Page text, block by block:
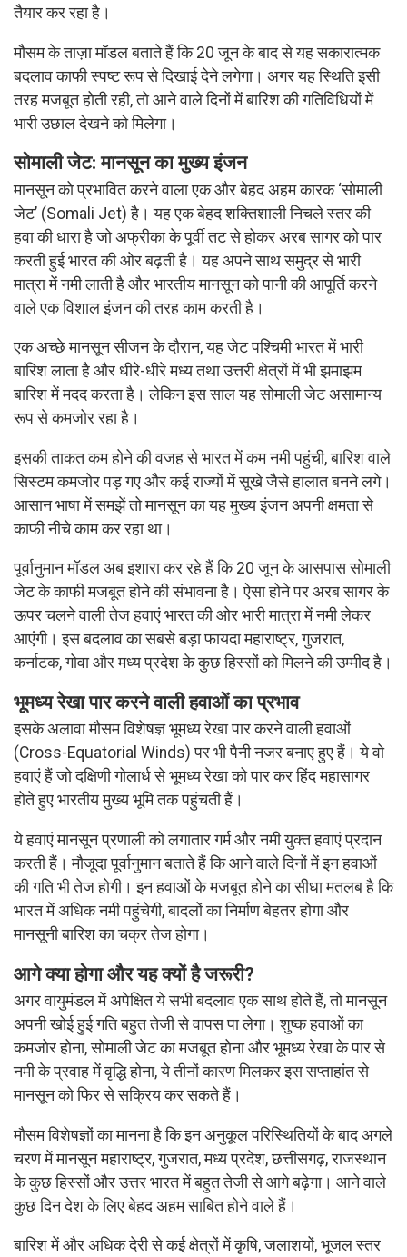
तैयार कर रहा है।
मौसम के ताज़ा मॉडल बताते हैं कि 20 जून के बाद से यह सकारात्मक
बदलाव काफी स्पष्ट रूप से दिखाई देने लगेगा। अगर यह स्थिति इसी
तरह मजबूत होती रही, तो आने वाले दिनों में बारिश की गतिविधियों में
भारी उछाल देखने को मिलेगा।
सोमाली जेट: मानसून का मुख्य इंजन
मानसून को प्रभावित करने वाला एक और बेहद अहम कारक ‘सोमाली
जेट’ (Somali Jet) है। यह एक बेहद शक्तिशाली निचले स्तर की
हवा की धारा है जो अफ्रीका के पूर्वी तट से होकर अरब सागर को पार
करती हुई भारत की ओर बढ़ती है। यह अपने साथ समुद्र से भारी
मात्रा में नमी लाती है और भारतीय मानसून को पानी की आपूर्ति करने
वाले एक विशाल इंजन की तरह काम करती है।
एक अच्छे मानसून सीजन के दौरान, यह जेट पश्चिमी भारत में भारी
बारिश लाता है और धीरे-धीरे मध्य तथा उत्तरी क्षेत्रों में भी झमाझम
बारिश में मदद करता है। लेकिन इस साल यह सोमाली जेट असामान्य
रूप से कमजोर रहा है।
इसकी ताकत कम होने की वजह से भारत में कम नमी पहुंची, बारिश वाले
सिस्टम कमजोर पड़ गए और कई राज्यों में सूखे जैसे हालात बनने लगे।
आसान भाषा में समझें तो मानसून का यह मुख्य इंजन अपनी क्षमता से
काफी नीचे काम कर रहा था।
पूर्वानुमान मॉडल अब इशारा कर रहे हैं कि 20 जून के आसपास सोमाली
जेट के काफी मजबूत होने की संभावना है। ऐसा होने पर अरब सागर के
ऊपर चलने वाली तेज हवाएं भारत की ओर भारी मात्रा में नमी लेकर
आएंगी। इस बदलाव का सबसे बड़ा फायदा महाराष्ट्र, गुजरात,
कर्नाटक, गोवा और मध्य प्रदेश के कुछ हिस्सों को मिलने की उम्मीद है।
भूमध्य रेखा पार करने वाली हवाओं का प्रभाव
इसके अलावा मौसम विशेषज्ञ भूमध्य रेखा पार करने वाली हवाओं
(Cross-Equatorial Winds) पर भी पैनी नजर बनाए हुए हैं। ये वो
हवाएं हैं जो दक्षिणी गोलार्ध से भूमध्य रेखा को पार कर हिंद महासागर
होते हुए भारतीय मुख्य भूमि तक पहुंचती हैं।
ये हवाएं मानसून प्रणाली को लगातार गर्म और नमी युक्त हवाएं प्रदान
करती हैं। मौजूदा पूर्वानुमान बताते हैं कि आने वाले दिनों में इन हवाओं
की गति भी तेज होगी। इन हवाओं के मजबूत होने का सीधा मतलब है कि
भारत में अधिक नमी पहुंचेगी, बादलों का निर्माण बेहतर होगा और
मानसूनी बारिश का चक्र तेज होगा।
आगे क्या होगा और यह क्यों है जरूरी?
अगर वायुमंडल में अपेक्षित ये सभी बदलाव एक साथ होते हैं, तो मानसून
अपनी खोई हुई गति बहुत तेजी से वापस पा लेगा। शुष्क हवाओं का
कमजोर होना, सोमाली जेट का मजबूत होना और भूमध्य रेखा के पार से
नमी के प्रवाह में वृद्धि होना, ये तीनों कारण मिलकर इस सप्ताहांत से
मानसून को फिर से सक्रिय कर सकते हैं।
मौसम विशेषज्ञों का मानना है कि इन अनुकूल परिस्थितियों के बाद अगले
चरण में मानसून महाराष्ट्र, गुजरात, मध्य प्रदेश, छत्तीसगढ़, राजस्थान
के कुछ हिस्सों और उत्तर भारत में बहुत तेजी से आगे बढ़ेगा। आने वाले
कुछ दिन देश के लिए बेहद अहम साबित होने वाले हैं।
बारिश में और अधिक देरी से कई क्षेत्रों में कृषि, जलाशयों, भूजल स्तर